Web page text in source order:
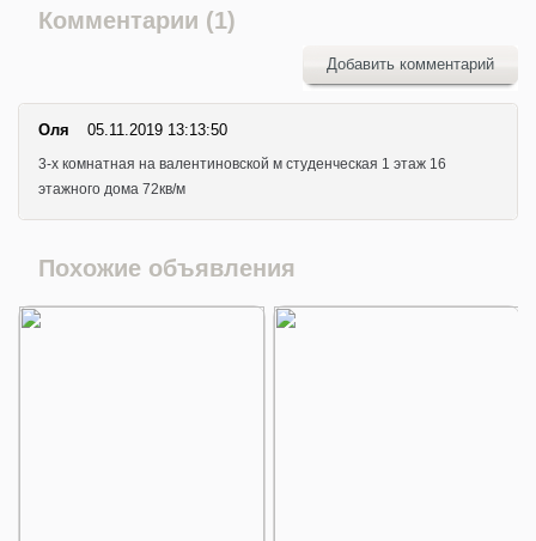
Комментарии (1)
Добавить комментарий
Оля 05.11.2019 13:13:50
3-х комнатная на валентиновской м студенческая 1 этаж 16
этажного дома 72кв/м
Похожие объявления